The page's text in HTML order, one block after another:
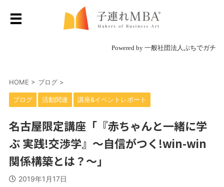
Powered by 一般社団法人ぷちでガチ
HOME > ブログ >
ブログ 活動関連 講座&イベントレポート
名古屋限定講座「『赤ちゃんと一緒に学
ぶ 実践!交渉学』～自信がつく!win-win
関係構築とは？～」
2019年1月17日